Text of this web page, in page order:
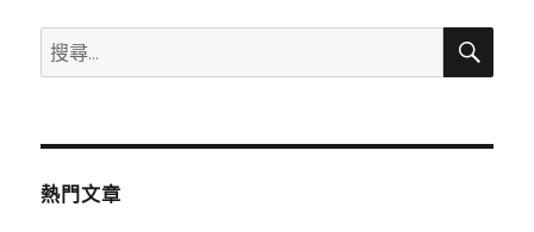
搜
尋
鍵
搜
熱門文章